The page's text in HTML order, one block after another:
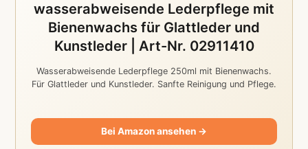
wasserabweisende Lederpflege mit
Bienenwachs für Glattleder und
Kunstleder | Art-Nr. 02911410
Wasserabweisende Lederpflege 250ml mit Bienenwachs.
Für Glattleder und Kunstleder. Sanfte Reinigung und Pflege.
Bei Amazon ansehen →